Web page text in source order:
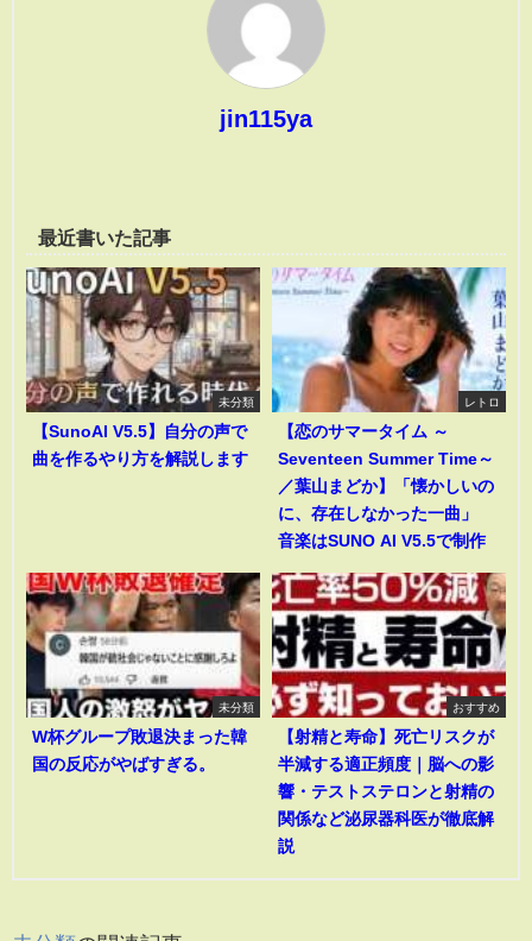
jin115ya
最近書いた記事
未分類
【SunoAI V5.5】自分の声で
曲を作るやり方を解説します
レトロ
【恋のサマータイム ～
Seventeen Summer Time～
／葉山まどか】「懐かしいの
に、存在しなかった一曲」
音楽はSUNO AI V5.5で制作
未分類
W杯グループ敗退決まった韓
国の反応がやばすぎる。
おすすめ
【射精と寿命】死亡リスクが
半減する適正頻度｜脳への影
響・テストステロンと射精の
関係など泌尿器科医が徹底解
説